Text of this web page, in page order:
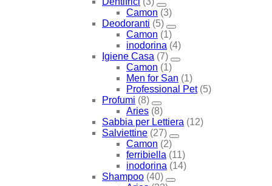
Camon (3)
Deodoranti (5)
Camon (1)
inodorina (4)
Igiene Casa (7)
Camon (1)
Men for San (1)
Professional Pet (5)
Profumi (8)
Aries (8)
Sabbia per Lettiera (12)
Salviettine (27)
Camon (2)
ferribiella (11)
inodorina (14)
Shampoo (40)